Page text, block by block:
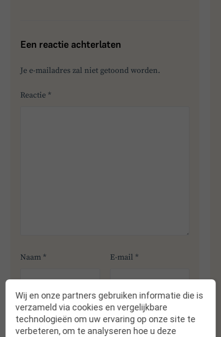
Een reactie achterlaten
Je e-mailadres zal niet getoond worden.
Reactie*
Naam* E-mail *
Wij en onze partners gebruiken informatie die is
verzameld via cookies en vergelijkbare
technologieën om uw ervaring op onze site te
verbeteren, om te analyseren hoe u deze